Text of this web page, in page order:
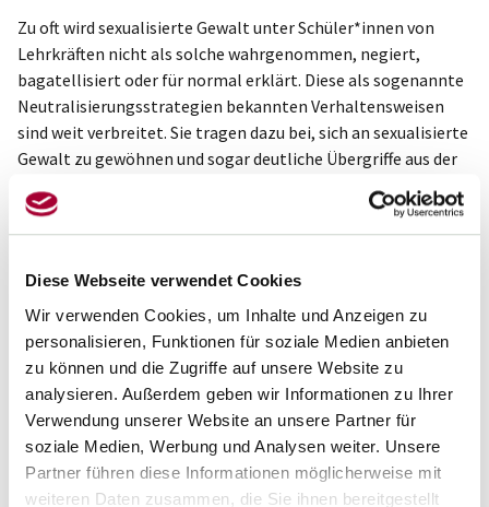
Diese Webseite verwendet Cookies
Wir verwenden Cookies, um Inhalte und Anzeigen zu
personalisieren, Funktionen für soziale Medien anbieten
zu können und die Zugriffe auf unsere Website zu
analysieren. Außerdem geben wir Informationen zu Ihrer
Verwendung unserer Website an unsere Partner für
soziale Medien, Werbung und Analysen weiter. Unsere
Partner führen diese Informationen möglicherweise mit
weiteren Daten zusammen, die Sie ihnen bereitgestellt
Zu oft wird sexualisierte Gewalt unter Schüler*innen von
Lehrkräften nicht als solche wahrgenommen, negiert,
bagatellisiert oder für normal erklärt. Diese als sogenannte
Neutralisierungsstrategien bekannten Verhaltensweisen
sind weit verbreitet. Sie tragen dazu bei, sich an sexualisierte
Gewalt zu gewöhnen und sogar deutliche Übergriffe aus der
darin, sich mit der Thematik auseinanderzusetzen, den
Neutralisierungsstrategien entgegenzutreten und
2. Stellung beziehen und Handlungsbereitschaft
Sexualisierte Gewalt läuft oftmals im Verborgenen ab und
Schüler*innen beschweren sich in der Regel nur dann bei der
Lehrperson darüber, wenn sie davon ausgehen können, dass
ihre Beschwerde nicht bagatellisiert wird und dass die
Lehrperson etwas zur Veränderung der Situation